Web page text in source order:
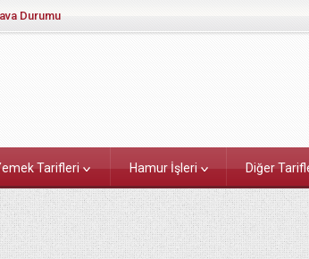
Durumu
Tarifleri Hamur İşleri Diğer